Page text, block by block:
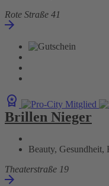
Rote Straße 41
Brillen Nieger
Beauty, Gesundheit,
Theaterstraße 19